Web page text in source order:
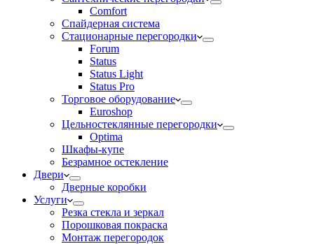
Comfort
Спайдерная система
Стационарные перегородки
Forum
Status
Status Light
Status Pro
Торговое оборудование
Euroshop
Цельностеклянные перегородки
Optima
Шкафы-купе
Безрамное остекление
Двери
Дверные коробки
Услуги
Резка стекла и зеркал
Порошковая покраска
Монтаж перегородок